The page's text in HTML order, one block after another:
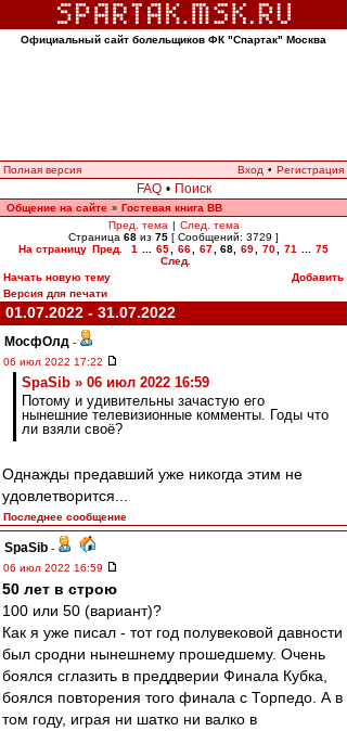
Официальный сайт болельщиков ФК "Спартак" Москва
Полная версия Вход • Регистрация
FAQ • Поиск
Общение на сайте » Гостевая книга ВВ
Пред. тема | След. тема
Страница 68 из 75 [ Сообщений: 3729 ]
На страницу Пред. 1 65 66 67 68 69 70 71
75
След.
Начать новую тему
Добавить
Версия для печати
01.07.2022 - 31.07.2022
МосфОлд -
06 июл 2022 17:22
SpaSib » 06 июл 2022 16:59
Потому и удивительны зачастую его
нынешние телевизионные комменты. Годы что
ли взяли своё?
Однажды предавший уже никогда этим не
удовлетворится...
Последнее сообщение
SpaSib -
06 июл 2022 16:59
50 лет в строю
100 или 50 (вариант)?
Как я уже писал - тот год полувековой давности
был сродни нынешнему прошедшему. Очень
боялся сглазить в преддверии Финала Кубка,
боялся повторения того финала с Торпедо. А в
том году, играя ни шатко ни валко в